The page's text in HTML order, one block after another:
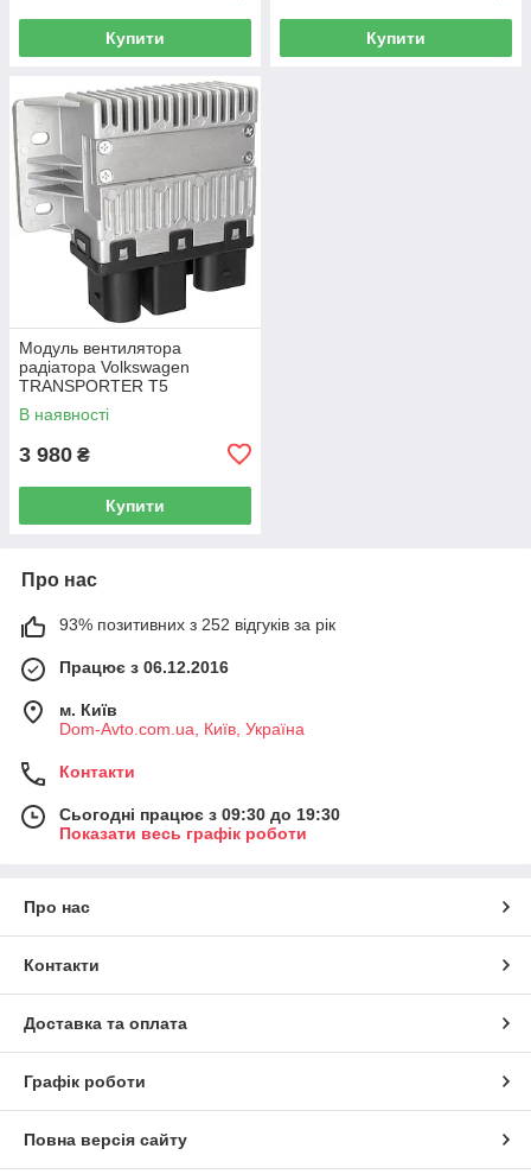
Купити Купити
Модуль вентилятора
радіатора Volkswagen
TRANSPORTER T5
Фургон 03-15 7H0919506D
В наявності
3 980 ₴
Купити
Про нас
93% позитивних з 252 відгуків за рік
Працює з 06.12.2016
м. Київ
Dom-Avto.com.ua, Київ, Україна
Контакти
Сьогодні працює з 09:30 до 19:30
Показати весь графік роботи
Про нас
Контакти
Доставка та оплата
Графік роботи
Повна версія сайту